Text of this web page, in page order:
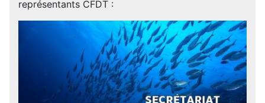
représentants CFDT :